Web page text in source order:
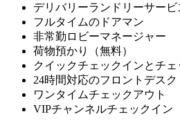
デリバリーランドリーサービ
フルタイムのドアマン
非常勤ロビーマネージャー
荷物預かり（無料）
クイックチェックインとチェ
24時間対応のフロントデスク
ワンタイムチェックアウト
VIPチャンネルチェックイン